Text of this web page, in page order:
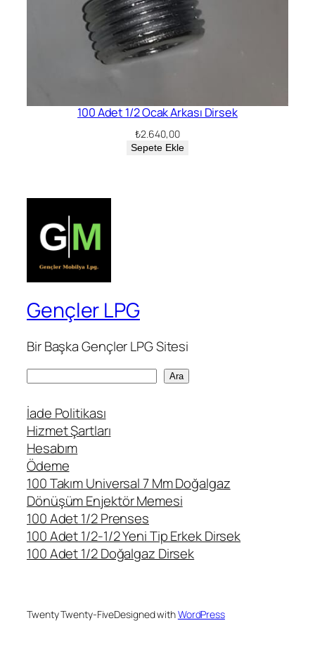
100 Adet 1/2 Ocak Arkası Dirsek
₺2.640,00
Sepete Ekle
Gençler LPG
Bir Başka Gençler LPG Sitesi
a
Ara
İade Politikası
Hizmet Şartları
Hesabım
Ödeme
100 Takım Universal 7 Mm Doğalgaz
Dönüşüm Enjektör Memesi
100 Adet 1/2 Prenses
100 Adet 1/2-1/2 Yeni Tip Erkek Dirsek
100 Adet 1/2 Doğalgaz Dirsek
Twenty Twenty-FiveDesigned withWordPress